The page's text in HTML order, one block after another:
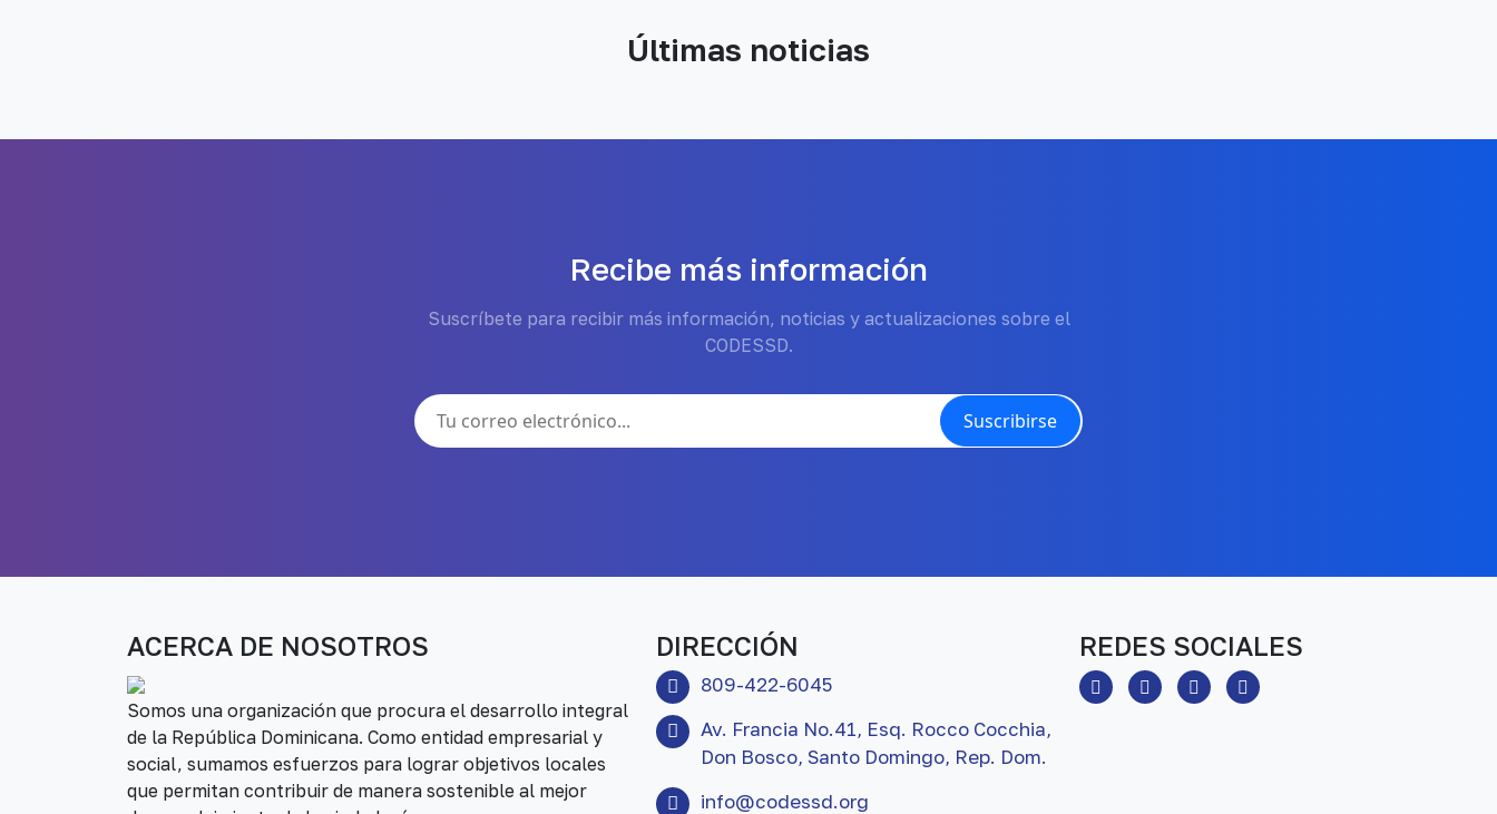
Últimas noticias
Recibe más información
Suscríbete para recibir más información, noticias y actualizaciones sobre el
CODESSD.
Suscribirse
ACERCA DE NOSOTROS
Somos una organización que procura el desarrollo integral
de la República Dominicana. Como entidad empresarial y
social, sumamos esfuerzos para lograr objetivos locales
que permitan contribuir de manera sostenible al mejor
DIRECCIÓN
809-422-6045
Av. Francia No.41, Esq. Rocco Cocchia,
Don Bosco, Santo Domingo, Rep. Dom.
info@codessd.org
REDES SOCIALES